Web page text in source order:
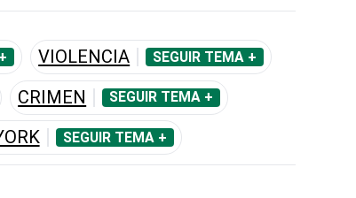
VIOLENCIA SEGUIR TEMA +
CRIMEN SEGUIR TEMA +
SEGUIR TEMA +